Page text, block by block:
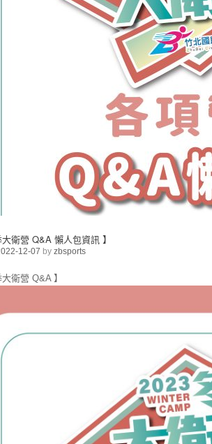
大衛營 Q&A 懶人包資訊 】
12-07 by zbsports
大衛營 Q&A 】